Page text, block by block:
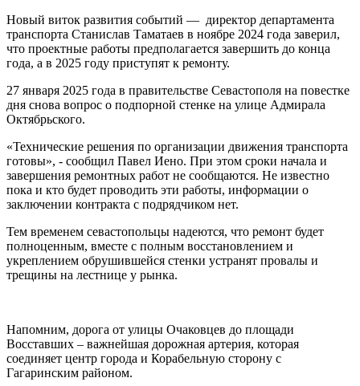
Новый виток развития событий — директор департамента
транспорта Станислав Таматаев в ноябре 2024 года заверил,
что проектные работы предполагается завершить до конца
года, а в 2025 году приступят к ремонту.
27 января 2025 года в правительстве Севастополя на повестке
дня снова вопрос о подпорной стенке на улице Адмирала
Октябрьского.
«Технические решения по организации движения транспорта
готовы», - сообщил Павел Иено. При этом сроки начала и
завершения ремонтных работ не сообщаются. Не известно
пока и кто будет проводить эти работы, информации о
заключении контракта с подрядчиком нет.
Тем временем севастопольцы надеются, что ремонт будет
полноценным, вместе с полным восстановлением и
укреплением обрушившейся стенки устранят провалы и
трещины на лестнице у рынка.
Напомним, дорога от улицы Очаковцев до площади
Восставших – важнейшая дорожная артерия, которая
соединяет центр города и Корабельную сторону с
Гагаринским районом.